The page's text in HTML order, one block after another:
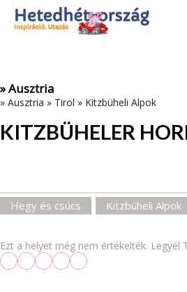
Az oldal sütiket (cookies) használ.
Adatvédelmi tájékoztató
» Ausztria
» Ausztria » Tirol » Kitzbüheli Alpok
KITZBÜHELER
Hegy és csúcs Kitzbüheli Alpok
Ezt a helyet még nem értékelték. Legyél